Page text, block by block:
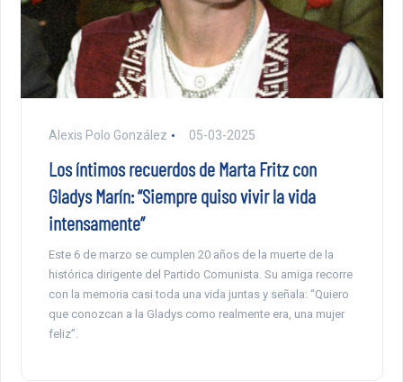
Alexis Polo González 05-03-2025
Los íntimos recuerdos de Marta Fritz con
Gladys Marín: “Siempre quiso vivir la vida
intensamente”
Este 6 de marzo se cumplen 20 años de la muerte de la
histórica dirigente del Partido Comunista. Su amiga recorre
con la memoria casi toda una vida juntas y señala: “Quiero
que conozcan a la Gladys como realmente era, una mujer
feliz”.